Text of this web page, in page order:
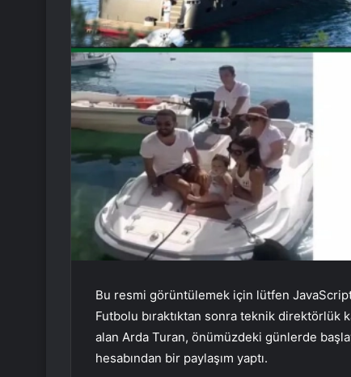
Bu resmi görüntülemek için lütfen
Futbolu bıraktıktan sonra teknik direktörlük
alan Arda Turan, önümüzdeki günlerde
hesabından bir paylaşım yaptı.